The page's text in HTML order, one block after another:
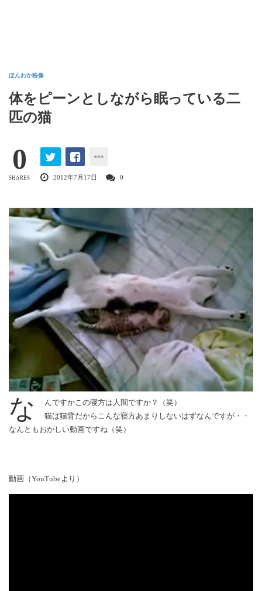
ほんわか映像
体をピーンとしながら眠っている二
匹の猫
0
SHARES 2012年7月17日 0
な
んですかこの寝方は人間ですか？（笑）
猫は猫背だからこんな寝方あまりしないはずなんですが・・
なんともおかしい動画ですね（笑）
動画（YouTubeより）